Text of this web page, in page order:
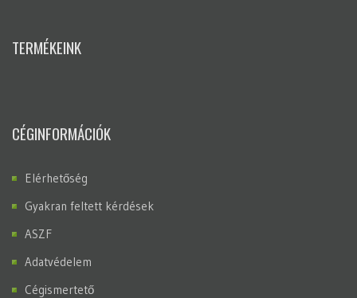
TERMÉKEINK
CÉGINFORMÁCIÓK
Elérhetőség
Gyakran feltett kérdések
ASZF
Adatvédelem
Cégismertető